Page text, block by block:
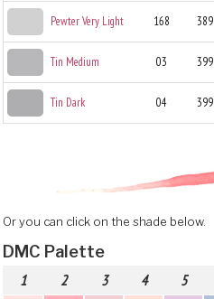
Pewter Very Light 168 389
Tin Medium 03 399
Tin Dark 04 399
Or you can click on the shade below.
DMC Palette
1 2 3 4 5